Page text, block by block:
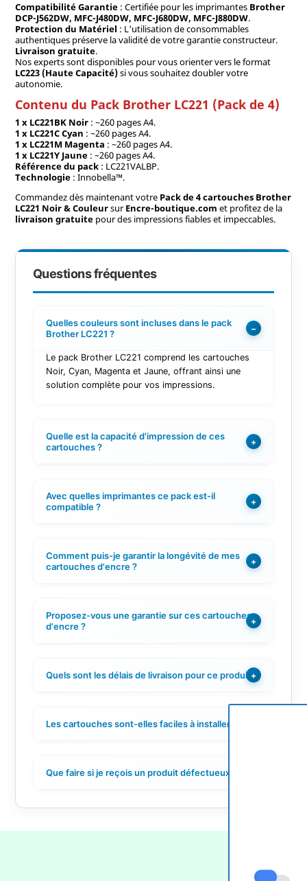
Compatibilité Garantie: Certifiée pour les imprimantes Brother
DCP-J562DW, MFC-J480DW, MFC-J680DW, MFC-J880DW.
Protection du Matériel : L'utilisation de consommables
authentiques préserve la validité de votre garantie constructeur.
Livraison gratuite.
Nos experts sont disponibles pour vous orienter vers le format
LC223 (Haute Capacité)si vous souhaitez doubler votre
autonomie.
Contenu du Pack Brother LC221 (Pack de 4)
1 x LC221BK Noir: ~260 pages A4.
1 x LC221C Cyan : ~260 pages A4.
1 x LC221M Magenta : ~260 pages A4.
1 x LC221Y Jaune: ~260 pages A4.
Référence du pack: LC221VALBP.
Technologie: Innobella™.
Commandez dès maintenant votre Pack de 4 cartouches Brother
LC221 Noir & CouleursurEncre-boutique.com et profitez de la
livraison gratuitepour des impressions fiables et impeccables.
Questions fréquentes
Quelles couleurs sont incluses dans le pack
Brother LC221 ?
−
Le pack Brother LC221 comprend les cartouches
Noir, Cyan, Magenta et Jaune, offrant ainsi une
solution complète pour vos impressions.
Quelle est la capacité d'impression de ces
cartouches ?
+
Avec quelles imprimantes ce pack est-il
compatible ?
+
Comment puis-je garantir la longévité de mes
cartouches d'encre ?
+
Proposez-vous une garantie sur ces cartouches
d'encre ?
+
Quels sont les délais de livraison pour ce produit ?
+
Les cartouches sont-elles faciles à installer ?
Que faire si je reçois un produit défectueux ?